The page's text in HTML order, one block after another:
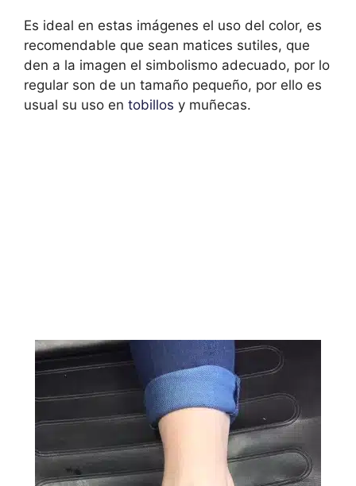
Es ideal en estas imágenes el uso del color, es
recomendable que sean matices sutiles, que
den a la imagen el simbolismo adecuado, por lo
regular son de un tamaño pequeño, por ello es
usual su uso en tobillos y muñecas.